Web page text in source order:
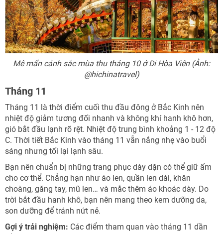
Mê mẩn cảnh sắc mùa thu tháng 10 ở Di Hòa Viên (Ảnh:
@hichinatravel)
Tháng 11
Tháng 11 là thời điểm cuối thu đầu đông ở Bắc Kinh nên
nhiệt độ giảm tương đối nhanh và không khí hanh khô hơn,
gió bắt đầu lạnh rõ rệt. Nhiệt độ trung bình khoảng 1 - 12 độ
C. Thời tiết Bắc Kinh vào tháng 11 vẫn nắng nhẹ vào buổi
sáng nhưng tối lại lạnh sâu.
Bạn nên chuẩn bị những trang phục dày dặn có thể giữ ấm
cho cơ thể. Chẳng hạn như áo len, quần len dài, khăn
choàng, găng tay, mũ len… và mắc thêm áo khoác dày. Do
trời bắt đầu hanh khô, bạn nên mang theo kem dưỡng da,
son dưỡng để tránh nứt nẻ.
Gợi ý trải nghiệm: Các điểm tham quan vào tháng 11 dần